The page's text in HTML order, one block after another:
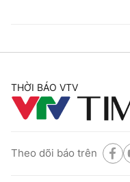
THỜI BÁO VTV
Theo dõi báo trên